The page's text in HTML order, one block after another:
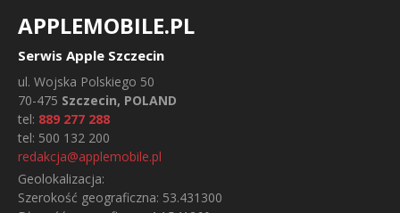
APPLEMOBILE.PL
Serwis Apple Szczecin
ul. Wojska Polskiego 50
70-475 Szczecin, POLAND
tel: 889 277 288
tel: 500 132 200
redakcja@applemobile.pl
Geolokalizacja:
Szerokość geograficzna: 53.431300